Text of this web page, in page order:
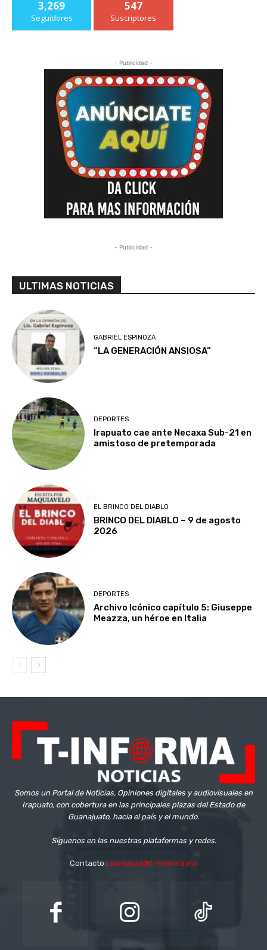
3,269
Seguidores
547
Suscriptores
- Publicidad -
- Publicidad -
ULTIMAS NOTICIAS
GABRIEL ESPINOZA
“LA GENERACIÓN ANSIOSA”
DEPORTES
Irapuato cae ante Necaxa Sub-21 en
amistoso de pretemporada
EL BRINCO DEL DIABLO
BRINCO DEL DIABLO – 9 de agosto
2026
DEPORTES
Archivo Icónico capítulo 5: Giuseppe
Meazza, un héroe en Italia
Somos un Portal de Noticias, Opiniones digitales y audiovisuales en
Irapuato, con cobertura en las principales plazas del Estado de
Guanajuato, hacia el país y el mundo.
Síguenos en las nuestras plataformas y redes.
Contacto : contacto@t-informa.mx